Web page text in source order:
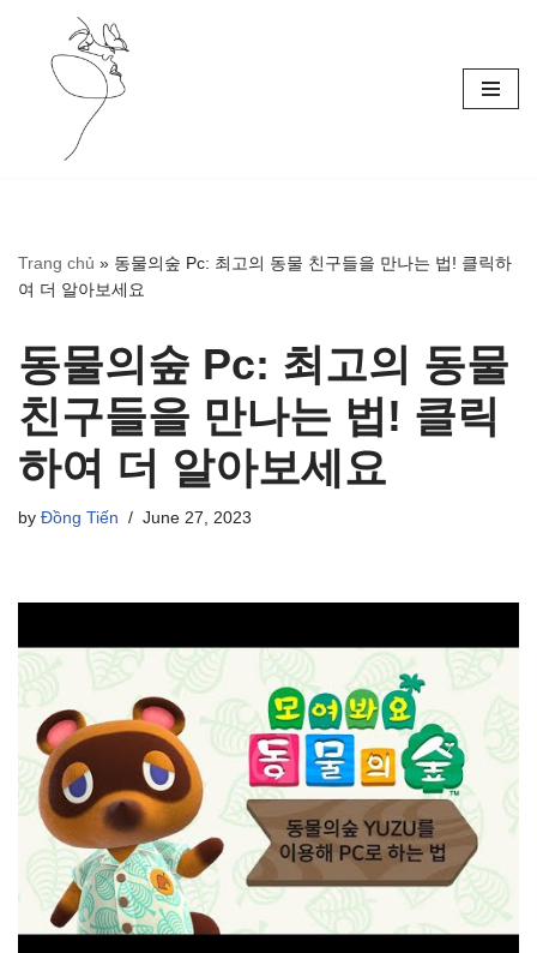
Skip
Trang chủ » 동물의숲 Pc: 최고의 동물 친구들을 만나는 법! 클릭하
여 더 알아보세요
동물의숲 Pc: 최고의 동물
친구들을 만나는 법! 클릭
하여 더 알아보세요
by Đồng Tiến June 27, 2023